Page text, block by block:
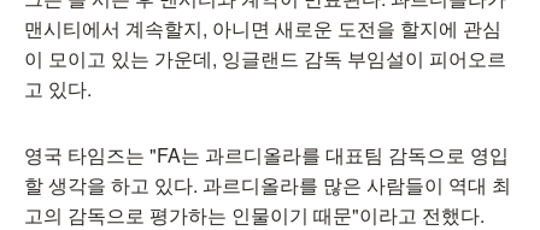
맨시티에서 계속할지, 아니면 새로운 도전을 할지에 관심
이 모이고 있는 가운데, 잉글랜드 감독 부임설이 피어오르
고 있다.
영국 타임즈는 "FA는 과르디올라를 대표팀 감독으로 영입
할 생각을 하고 있다. 과르디올라를 많은 사람들이 역대 최
고의 감독으로 평가하는 인물이기 때문"이라고 전했다.